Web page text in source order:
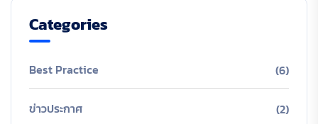
Categories
Best Practice (6)
ข่าวประกาศ (2)